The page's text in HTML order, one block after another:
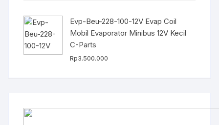
Evp-Beu-228-100-12V Evap Coil
Mobil Evaporator Minibus 12V Kecil
C-Parts
Rp3.500.000